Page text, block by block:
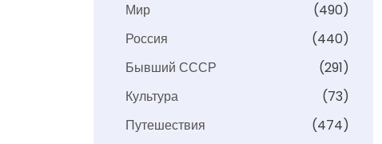
Мир
(490)
Россия
(440)
Бывший СССР
(291)
Культура
(73)
Путешествия
(474)